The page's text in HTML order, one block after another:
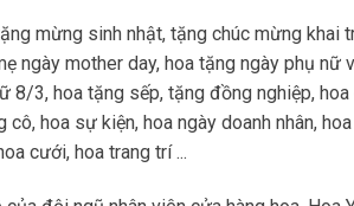
mừng sinh nhật, tặng chúc mừng khai
ngày mother day, hoa tặng ngày phụ nữ
8/3, hoa tặng sếp, tặng đồng nghiệp, hoa
cô, hoa sự kiện, hoa ngày doanh nhân,
cưới, hoa trang trí ...